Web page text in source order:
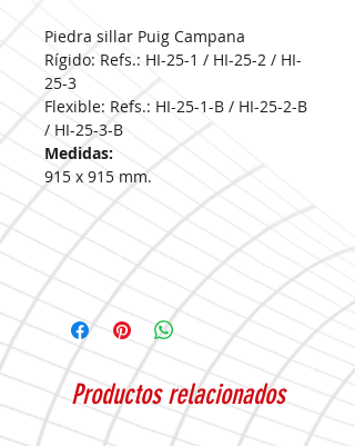
Piedra sillar Puig Campana
Rígido: Refs.: HI-25-1 / HI-25-2 / HI-
25-3
Flexible: Refs.: HI-25-1-B / HI-25-2-B
/ HI-25-3-B
Medidas:
915 x 915 mm.
Productos relacionados